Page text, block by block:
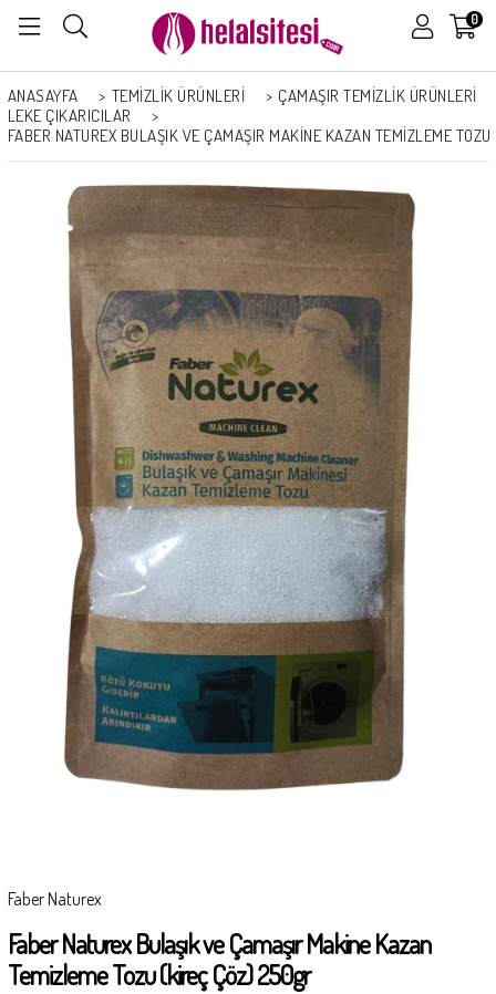
0
ANASAYFA > TEMİZLİK ÜRÜNLERİ > ÇAMAŞIR TEMIZLIK ÜRÜNLERI
LEKE ÇIKARICILAR
>
FABER NATUREX BULAŞIK VE ÇAMAŞIR MAKINE KAZAN TEMIZLEME
Faber Naturex
Faber Naturex Bulaşık ve Çamaşır Makine Kazan
Temizleme Tozu (kireç Çöz) 250gr